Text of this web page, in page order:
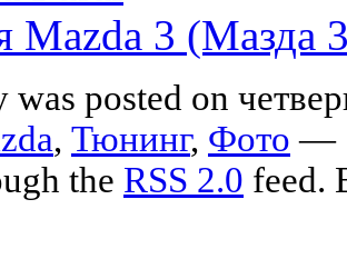
Mazda 3 (Мазда
was posted on
, Тюнинг, Фото — .
the RSS 2.0 feed.